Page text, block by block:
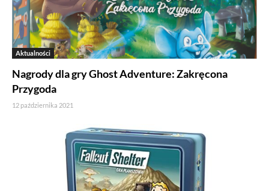
Aktualności
Nagrody dla gry Ghost Adventure: Zakręcona
Przygoda
12 października 2021